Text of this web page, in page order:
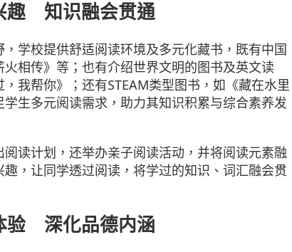
趣 知识融会贯通
学校提供舒适阅读环境及多元化藏书，既有中国
相传》等；也有介绍世界文明的图书及英文读
我帮你》；还有STEAM类型图书，如《藏在水里
生多元阅读需求，助力其知识积累与综合素养发
读计划，还举办亲子阅读活动，并将阅读元素融
，让同学透过阅读，将学过的知识、词汇融会贯
验 深化品德内涵